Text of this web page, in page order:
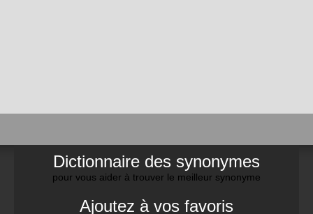
Dictionnaire des synonymes
pour vous aider à trouver le meilleur synonyme
Ajoutez à vos favoris